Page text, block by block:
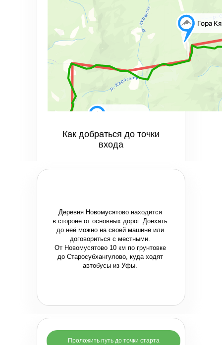
Как добраться до точки
входа
Деревня Новомусятово находится
в стороне от основных дорог. Доехать
до неё можно на своей машине или
договориться с местными.
От Новомусятово 10 км по грунтовке
до Старосубхангулово, куда ходят
автобусы из Уфы.
Проложить путь до точки старта